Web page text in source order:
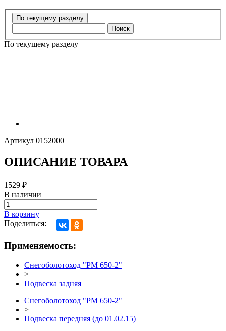
Поиск
По текущему разделу
Артикул 0152000
ОПИСАНИЕ ТОВАРА
1529 ₽
В наличии
В корзину
Поделиться:
Применяемость:
Снегоболотоход "РМ 650-2"
>
Подвеска задняя
Снегоболотоход "РМ 650-2"
>
Подвеска передняя (до 01.02.15)